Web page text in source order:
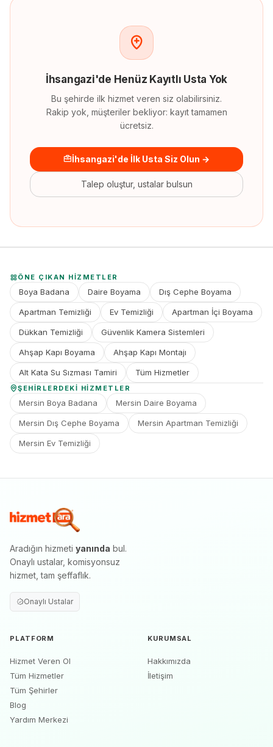
İhsangazi'de Henüz Kayıtlı Usta Yok
Bu şehirde ilk hizmet veren siz olabilirsiniz.
Rakip yok, müşteriler bekliyor: kayıt tamamen
ücretsiz.
İhsangazi'de İlk Usta Siz Olun →
Talep oluştur, ustalar bulsun
ÖNE ÇIKAN HIZMETLER
Boya Badana Daire Boyama Dış Cephe Boyama
Apartman Temizliği Ev Temizliği Apartman İçi Boyama
Dükkan Temizliği Güvenlik Kamera Sistemleri
Ahşap Kapı Boyama Ahşap Kapı Montajı
Alt Kata Su Sızması Tamiri Tüm Hizmetler
ŞEHIRLERDEKI HIZMETLER
Mersin Boya Badana Mersin Daire Boyama
Mersin Dış Cephe Boyama Mersin Apartman Temizliği
Mersin Ev Temizliği
Aradığın hizmeti yanında bul.
Onaylı ustalar, komisyonsuz
hizmet, tam şeffaflık.
Onaylı Ustalar
PLATFORM
Hizmet Veren Ol
Tüm Hizmetler
Tüm Şehirler
Blog
Yardım Merkezi
KURUMSAL
Hakkımızda
İletişim